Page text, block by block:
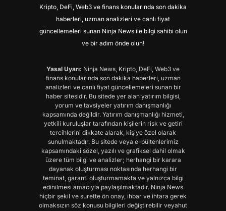
Kripto, DeFi, Web3 ve finans konularında son dakika
haberleri, uzman analizleri ve canlı fiyat
güncellemeleri sunan Ninja News ile bilgi sahibi olun
ve bir adım önde olun!
Yasal Uyarı: Ninja News, Kripto, DeFi, Web3 ve
finans konularında son dakika haberleri, uzman
analizleri ve canlı fiyat güncellemeleri sunan bir
haber sitesidir. Bu sitede yer alan yatırım bilgisi,
yorum ve tavsiyeler yatırım danışmanlığı
kapsamında değildir. Yatırım danışmanlığı hizmeti,
yetkili kuruluşlar tarafından kişilerin risk ve getiri
tercihlerini dikkate alarak, kişiye özel olarak
sunulmaktadır. Bu sitede veya e-bültenlerimiz
kapsamındaki sözel, yazılı ve grafiksel dahil olmak
üzere tüm bilgi ve analizler; herhangi bir karara
dayanak oluşturması noktasında herhangi bir
teminat, garanti oluşturmamakta ve yalnızca bilgi
edinilmesi amacıyla paylaşılmaktadır. Ninja News
hiçbir şekil ve surette ön onay, ihbar ve ihtara gerek
olmaksızın söz konusu bilgileri değiştirebilir veyahut